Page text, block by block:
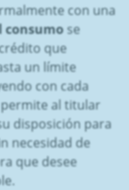
con una
consumose
que
un límite
con cada
al titular
disposición para
necesidad de
que desee